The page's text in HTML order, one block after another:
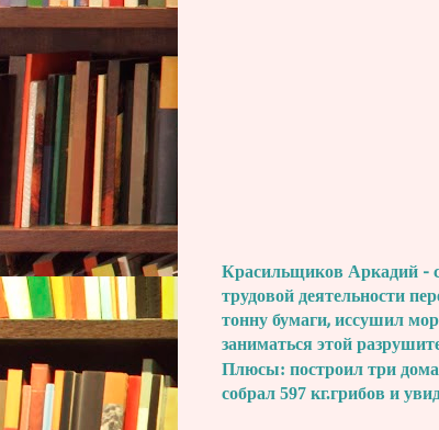
Красильщиков Аркадий -
трудовой деятельности
тонну бумаги, иссушил
заниматься этой
Плюсы: построил три дома
собрал 597 кг.грибов и